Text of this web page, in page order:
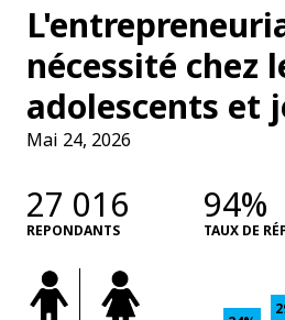
nécessité chez
adolescents et
Mai 24, 2026
27 016
REPONDANTS
94%
TAUX DE